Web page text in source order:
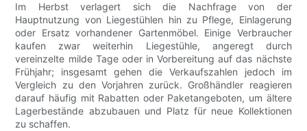
Im Herbst verlagert sich die Nachfrage von der
Hauptnutzung von Liegestühlen hin zu Pflege, Einlagerung
oder Ersatz vorhandener Gartenmöbel. Einige Verbraucher
kaufen zwar weiterhin Liegestühle, angeregt durch
vereinzelte milde Tage oder in Vorbereitung auf das nächste
Frühjahr; insgesamt gehen die Verkaufszahlen jedoch im
Vergleich zu den Vorjahren zurück. Großhändler reagieren
darauf häufig mit Rabatten oder Paketangeboten, um ältere
Lagerbestände abzubauen und Platz für neue Kollektionen
zu schaffen.